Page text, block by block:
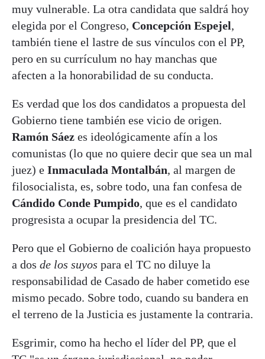
muy vulnerable. La otra candidata que saldrá hoy
elegida por el Congreso, Concepción Espejel,
también tiene el lastre de sus vínculos con el PP,
pero en su currículum no hay manchas que
afecten a la honorabilidad de su conducta.
Es verdad que los dos candidatos a propuesta del
Gobierno tiene también ese vicio de origen.
Ramón Sáez es ideológicamente afín a los
comunistas (lo que no quiere decir que sea un mal
juez) e Inmaculada Montalbán, al margen de
filosocialista, es, sobre todo, una fan confesa de
Cándido Conde Pumpido, que es el candidato
progresista a ocupar la presidencia del TC.
Pero que el Gobierno de coalición haya propuesto
a dos de los suyos para el TC no diluye la
responsabilidad de Casado de haber cometido ese
mismo pecado. Sobre todo, cuando su bandera en
el terreno de la Justicia es justamente la contraria.
Esgrimir, como ha hecho el líder del PP, que el